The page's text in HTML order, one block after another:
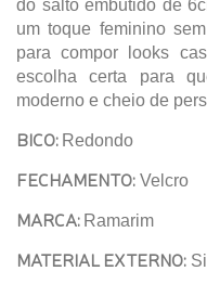
do salto embutido de
um toque feminino
para compor looks
escolha certa para
moderno e cheio de
BICO: Redondo
FECHAMENTO: Velcro
MARCA: Ramarim
MATERIAL EXTERNO: